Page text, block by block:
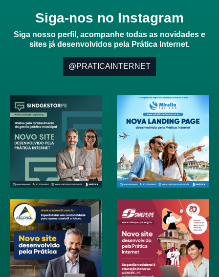
Siga-nos no Instagram
Siga nosso perfil, acompanhe todas as novidades e
sites já desenvolvidos pela Prática Internet.
@PRATICAINTERNET